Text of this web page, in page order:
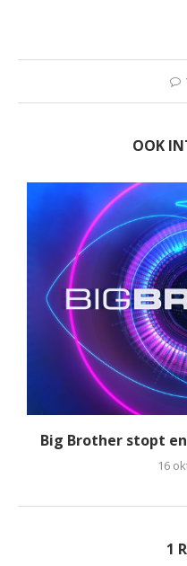
OOK
Big Brother stopt
16
1